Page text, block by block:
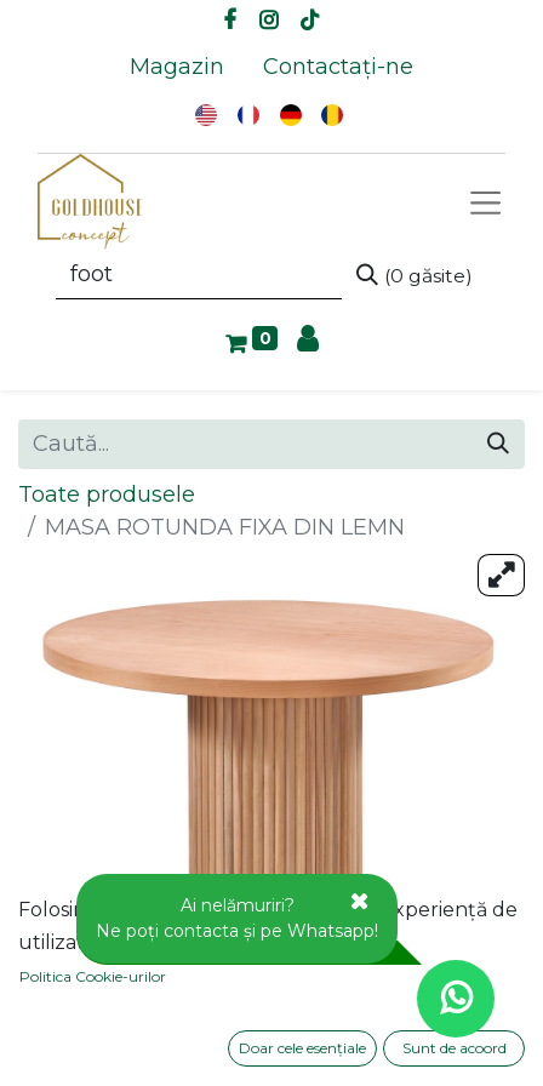
Magazin Contactați-ne
(0 găsite)
0
Toate produsele
MASA ROTUNDA FIXA DIN LEMN
Folosim cookie-uri pentru a vă oferi o experiență de
utilizator mai bună pe acest site web.
Politica Cookie-urilor
Doar cele esențiale Sunt de acoord
Ai nelămuriri?
Ne poți contacta și pe Whatsapp!